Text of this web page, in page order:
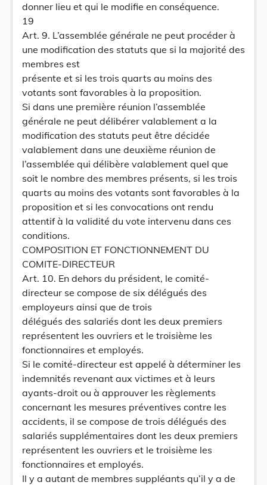
donner lieu et qui le modifie en conséquence.
19
Art. 9. L’assemblée générale ne peut procéder à
une modification des statuts que si la majorité des
membres est
présente et si les trois quarts au moins des
votants sont favorables à la proposition.
Si dans une première réunion l’assemblée
générale ne peut délibérer valablement a la
modification des statuts peut être décidée
valablement dans une deuxième réunion de
l’assemblée qui délibère valablement quel que
soit le nombre des membres présents, si les trois
quarts au moins des votants sont favorables à la
proposition et si les convocations ont rendu
attentif à la validité du vote intervenu dans ces
conditions.
COMPOSITION ET FONCTIONNEMENT DU
COMITE-DIRECTEUR
Art. 10. En dehors du président, le comité-
directeur se compose de six délégués des
employeurs ainsi que de trois
délégués des salariés dont les deux premiers
représentent les ouvriers et le troisième les
fonctionnaires et employés.
Si le comité-directeur est appelé à déterminer les
indemnités revenant aux victimes et à leurs
ayants-droit ou à approuver les règlements
concernant les mesures préventives contre les
accidents, il se compose de trois délégués des
salariés supplémentaires dont les deux premiers
représentent les ouvriers et le troisième les
fonctionnaires et employés.
Il y a autant de membres suppléants qu’il y a de